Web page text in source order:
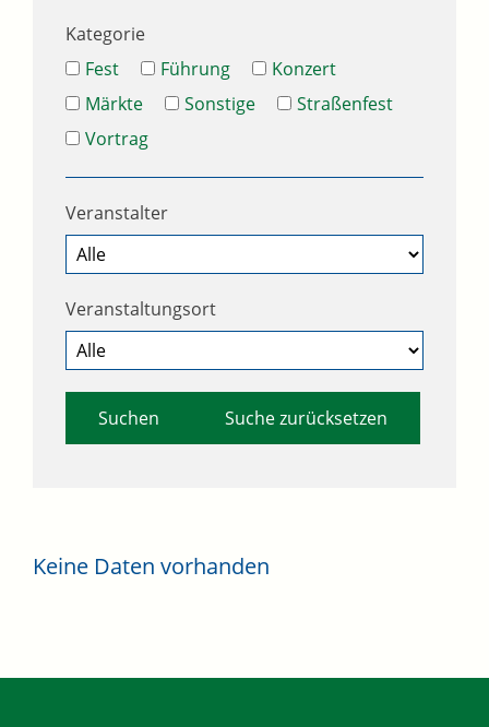
Kategorie
Fest
Führung
Konzert
Märkte
Sonstige
Straßenfest
Vortrag
Veranstalter
Veranstaltungsort
Suche zurücksetzen
Keine Daten vorhanden